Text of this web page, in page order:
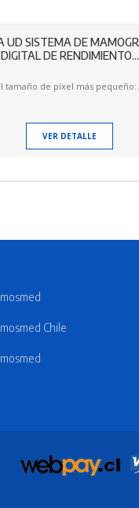
UD SISTEMA DE
DIGITAL DE RENDIMIENTO...
tamaño de píxel más pequeño:...
VER DETALLE
Chile